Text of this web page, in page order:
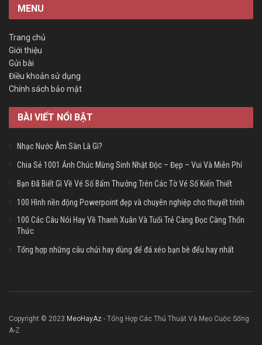
MENU
Trang chủ
Giới thiệu
Gửi bài
Điều khoản sử dụng
Chính sách bảo mật
BÀI VIẾT NỔI BẬT
Nhạc Nước Âm Sàn Là Gì?
Chia Sẻ 1001 Ảnh Chúc Mừng Sinh Nhật Độc – Đẹp – Vui Và Miễn Phí
Bạn Đã Biết Gì Về Vé Số Bấm Thưởng Trên Các Tờ Vé Số Kiến Thiết
100 Hình nền động Powerpoint đẹp và chuyên nghiệp cho thuyết trình
100 Các Câu Nói Hay Về Thanh Xuân Và Tuổi Trẻ Càng Đọc Càng Thổn
Thức
Tổng hợp những câu chửi hay dùng để đá xéo bạn bè đểu hay nhất
Copyright © 2023 MeoHayAz - Tổng Hợp Các Thủ Thuật Và Mẹo Cuộc Sống
A-Z